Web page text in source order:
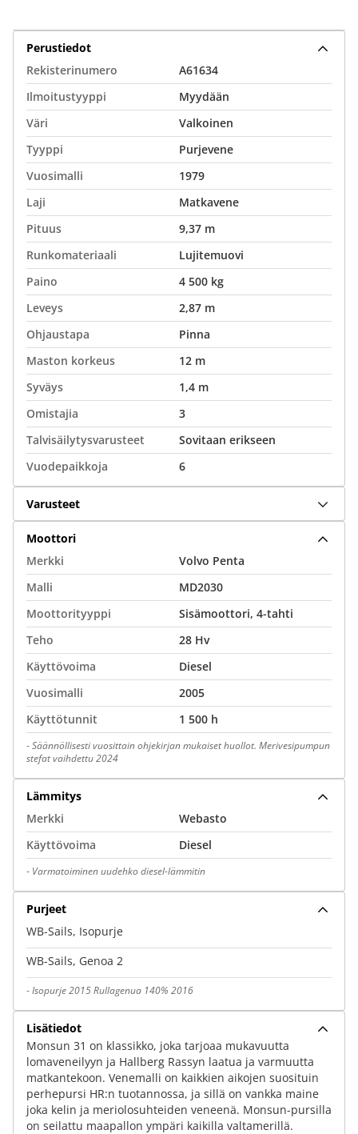
Perustiedot
Rekisterinumero
A61634
Ilmoitustyyppi
Myydään
Väri
Valkoinen
Tyyppi
Purjevene
Vuosimalli
1979
Laji
Matkavene
Pituus
9,37 m
Runkomateriaali
Lujitemuovi
Paino
4 500 kg
Leveys
2,87 m
Ohjaustapa
Pinna
Maston korkeus
12 m
Syväys
1,4 m
Omistajia
3
Talvisäilytysvarusteet
Sovitaan erikseen
Vuodepaikkoja
6
Varusteet
Moottori
Merkki
Volvo Penta
Malli
MD2030
Moottorityyppi
Sisämoottori, 4-tahti
Teho
28 Hv
Käyttövoima
Diesel
Vuosimalli
2005
Käyttötunnit
1 500 h
-Säännöllisesti vuosittain ohjekirjan mukaiset huollot. Merivesipumpun
stefat vaihdettu 2024
Lämmitys
Merkki
Webasto
Käyttövoima
Diesel
- Varmatoiminen uudehko diesel-lämmitin
Purjeet
WB-Sails, Isopurje
WB-Sails, Genoa 2
-Isopurje 2015 Rullagenua 140% 2016
Lisätiedot
Monsun 31 on klassikko, joka tarjoaa mukavuutta
lomaveneilyyn ja Hallberg Rassyn laatua ja varmuutta
matkantekoon. Venemalli on kaikkien aikojen suosituin
perhepursi HR:n tuotannossa, ja sillä on vankka maine
joka kelin ja meriolosuhteiden veneenä. Monsun-pursilla
on seilattu maapallon ympäri kaikilla valtamerillä.